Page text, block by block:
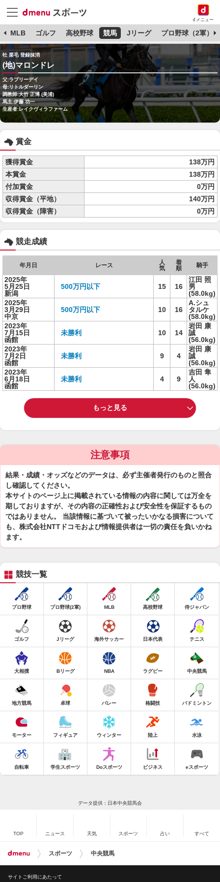
dメニュー
MLB ゴルフ 高校野球 競馬 Jリーグ プロ野球（2軍）
牡 栗毛 登録抹消
(地)マロンドレ
父:ラブリーデイ
母:リトルダーリン
調教師:大竹 正博 (美浦)
馬主:伊藤 功一
生産者:レイクヴィラファーム
賞金
獲得賞金
138万円
本賞金
138万円
付加賞金
0万円
収得賞金（平地）
140万円
収得賞金（障害）
0万円
競走成績
年月日 レース
人
気
着
順
騎手
2025年
5月25日
新潟
500万円以下 15 16
江田 照
男
(58.0kg)
2025年
3月29日
中京
500万円以下 10 16
A.シュ
タルケ
(58.0kg)
2023年
7月15日
函館
未勝利 10 14
岩田 康
誠
(56.0kg)
2023年
7月2日
函館
未勝利 9 4
岩田 康
誠
(56.0kg)
2023年
6月18日
函館
未勝利 4 9
吉田 隼
人
(56.0kg)
もっと見る
注意事項
結果・成績・オッズなどのデータは、必ず主催者発行のものと照合
し確認してください。
本サイトのページ上に掲載されている情報の内容に関しては万全を
期しておりますが、その内容の正確性および安全性を保証するもの
ではありません。 当該情報に基づいて被ったいかなる損害について
も、株式会社NTTドコモおよび情報提供者は一切の責任を負いかね
ます。
競技一覧
プロ野球 プロ野球(2軍) MLB 高校野球 侍ジャパン
ゴルフ Jリーグ 海外サッカー 日本代表 テニス
大相撲 Bリーグ NBA ラグビー 中央競馬
地方競馬 卓球 バレー 格闘技 バドミントン
モーター フィギュア ウィンター 陸上 水泳
自転車 学生スポーツ Doスポーツ ビジネス eスポーツ
データ提供：日本中央競馬会
TOP ニュース 天気 スポーツ 占い すべて
スポーツ 中央競馬
サイトご利用にあたって